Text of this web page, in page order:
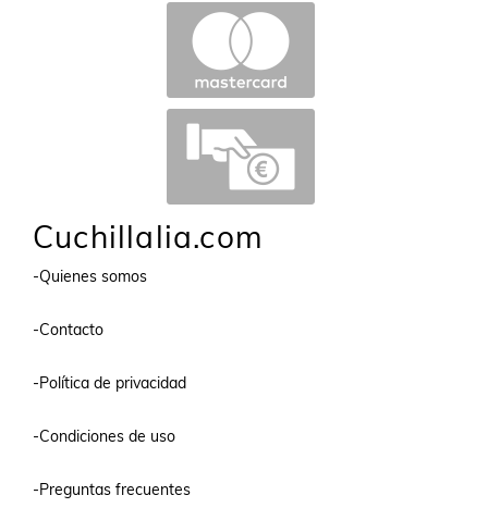
Cuchillalia.com
-Quienes somos
-Contacto
-Política de privacidad
-Condiciones de uso
-Preguntas frecuentes